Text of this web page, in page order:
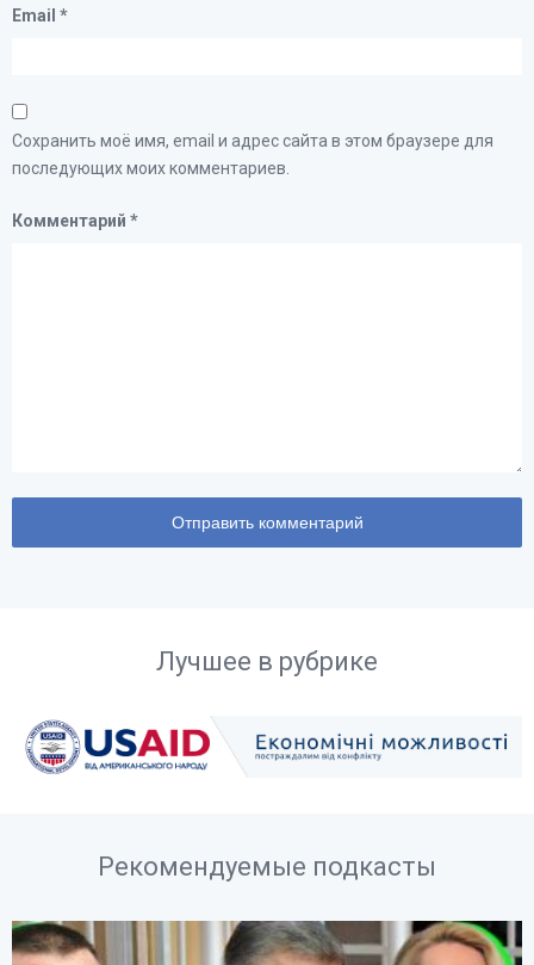
Email *
Сохранить моё имя, email и адрес сайта в этом браузере для
последующих моих комментариев.
Комментарий *
Лучшее в рубрике
Рекомендуемые подкасты